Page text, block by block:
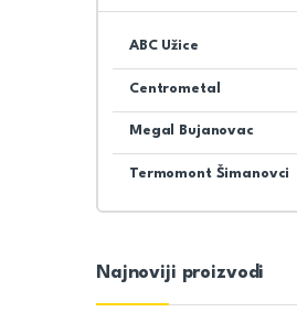
ABC Užice
Centrometal
Megal Bujanovac
Termomont Šimanovci
Najnoviji proizvodi